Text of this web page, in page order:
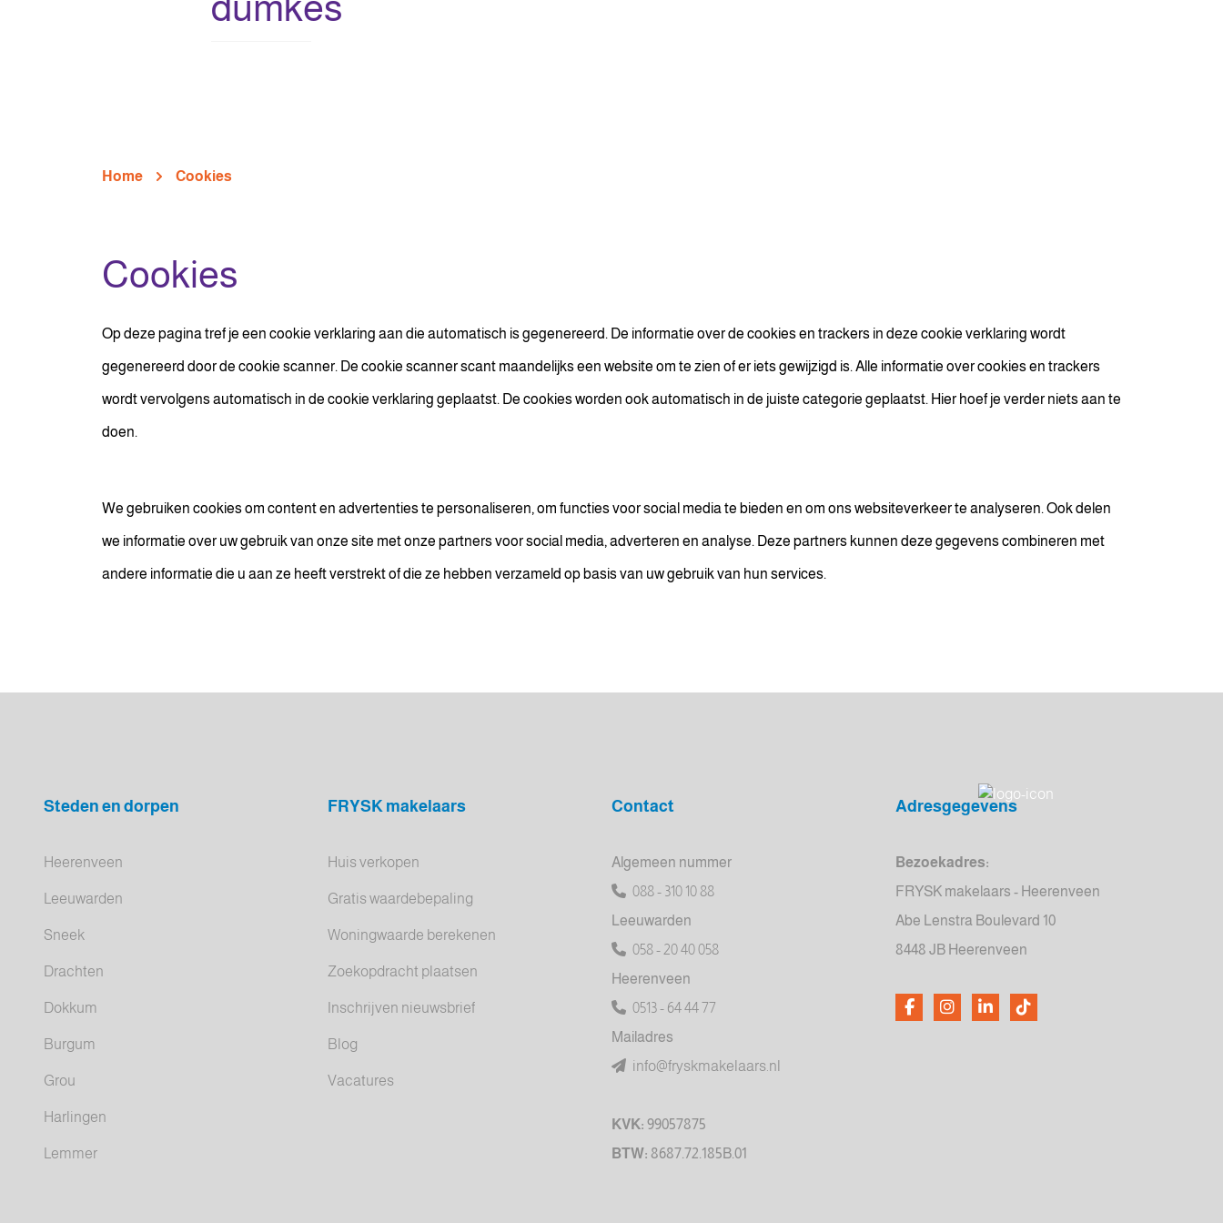
Home Cookies
Cookies
Op deze pagina tref je een cookie verklaring aan die automatisch is gegenereerd. De informatie over de cookies en trackers in deze cookie verklaring wordt
gegenereerd door de cookie scanner. De cookie scanner scant maandelijks een website om te zien of er iets gewijzigd is. Alle informatie over cookies en trackers
wordt vervolgens automatisch in de cookie verklaring geplaatst. De cookies worden ook automatisch in de juiste categorie geplaatst. Hier hoef je verder niets aan te
doen.
We gebruiken cookies om content en advertenties te personaliseren, om functies voor social media te bieden en om ons websiteverkeer te analyseren. Ook delen
we informatie over uw gebruik van onze site met onze partners voor social media, adverteren en analyse. Deze partners kunnen deze gegevens combineren met
andere informatie die u aan ze heeft verstrekt of die ze hebben verzameld op basis van uw gebruik van hun services.
Steden en dorpen
Heerenveen
Leeuwarden
Sneek
Drachten
Dokkum
Burgum
Grou
Harlingen
Lemmer
FRYSK makelaars
Huis verkopen
Gratis waardebepaling
Woningwaarde berekenen
Zoekopdracht plaatsen
Inschrijven nieuwsbrief
Blog
Vacatures
Contact
Algemeen nummer
088 - 310 10 88
Leeuwarden
058 - 20 40 058
Heerenveen
0513 - 64 44 77
Mailadres
info@fryskmakelaars.nl
KVK: 99057875
BTW: 8687.72.185B.01
Adresgegevens
Bezoekadres:
FRYSK makelaars - Heerenveen
Abe Lenstra Boulevard 10
8448 JB Heerenveen